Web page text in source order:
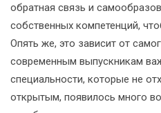
обратная связь и
собственных компетенций,
Опять же, это зависит от
современным выпускникам
специальности, которые не
открытым, появилось много